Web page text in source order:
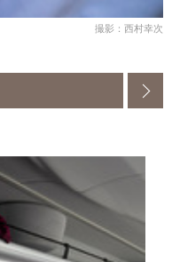
撮影：西村幸次